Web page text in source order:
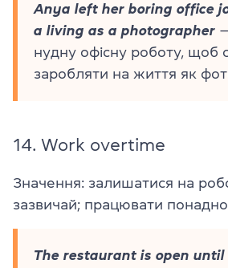
Anya left her boring office
a living as a photographer
нудну офісну роботу, щоб
заробляти на життя як
14. Work overtime
Значення: залишатися на
зазвичай; працювати
The restaurant is open